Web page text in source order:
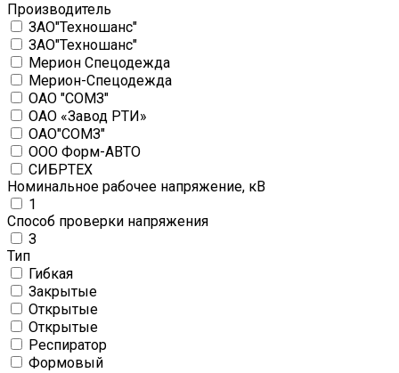
Производитель
ЗАО"Техношанс"
ЗАО"Техношанс"
Мерион Спецодежда
Мерион-Спецодежда
ОАО "СОМЗ"
ОАО «Завод РТИ»
ОАО"СОМЗ"
ООО Форм-АВТО
СИБРТЕХ
Номинальное рабочее напряжение, кВ
1
Способ проверки напряжения
З
Тип
Гибкая
Закрытые
Открытые
Открытые
Респиратор
Формовый